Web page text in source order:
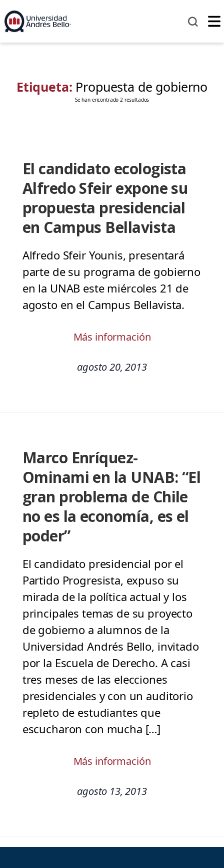
Etiqueta: Propuesta de gobierno
Se han encontrado 2 resultados
El candidato ecologista
Alfredo Sfeir expone su
propuesta presidencial
en Campus Bellavista
Alfredo Sfeir Younis, presentará
parte de su programa de gobierno
en la UNAB este miércoles 21 de
agosto en el Campus Bellavista.
Más información
agosto 20, 2013
Marco Enríquez-
Ominami en la UNAB: “El
gran problema de Chile
no es la economía, es el
poder”
El candidato presidencial por el
Partido Progresista, expuso su
mirada de la política actual y los
principales temas de su proyecto
de gobierno a alumnos de la
Universidad Andrés Bello, invitado
por la Escuela de Derecho. A casi
tres meses de las elecciones
presidenciales y con un auditorio
repleto de estudiantes que
escucharon con mucha […]
Más información
agosto 13, 2013